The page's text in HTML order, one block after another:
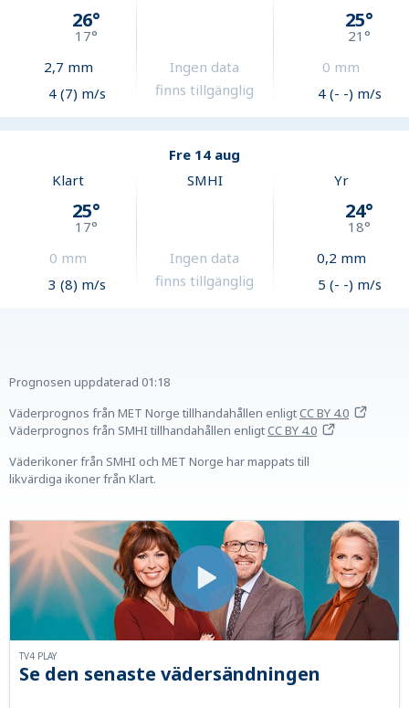
26°
17°
2,7 mm
4 (7) m/s
Ingen data
finns tillgänglig
25°
21°
0 mm
4 (- -) m/s
Fre 14 aug
Klart
25°
17°
0 mm
3 (8) m/s
SMHI
Ingen data
finns tillgänglig
Yr
24°
18°
0,2 mm
5 (- -) m/s
Prognosen uppdaterad 01:18
Väderprognos från MET Norge tillhandahållen enligtCC BY 4.0
Väderprognos från SMHI tillhandahållen enligtCC BY 4.0
Väderikoner från SMHI och MET Norge har mappats till
likvärdiga ikoner från Klart.
Se den senaste vädersändningen
TV4 PLAY